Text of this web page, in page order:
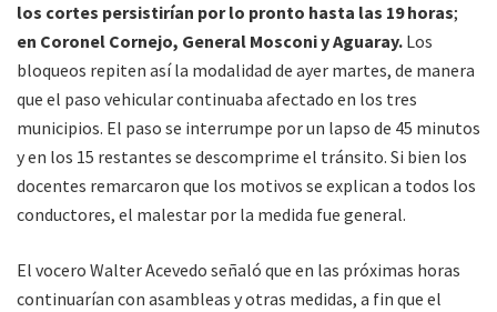
los cortes persistirían por lo pronto hasta las 19 horas;
en Coronel Cornejo, General Mosconi y Aguaray. Los
bloqueos repiten así la modalidad de ayer martes, de manera
que el paso vehicular continuaba afectado en los tres
municipios. El paso se interrumpe por un lapso de 45 minutos
y en los 15 restantes se descomprime el tránsito. Si bien los
docentes remarcaron que los motivos se explican a todos los
conductores, el malestar por la medida fue general.
El vocero Walter Acevedo señaló que en las próximas horas
continuarían con asambleas y otras medidas, a fin que el